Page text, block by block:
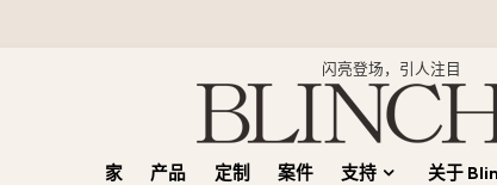
闪亮登场，引人注目
家 产品 定制 案件 支持 关于